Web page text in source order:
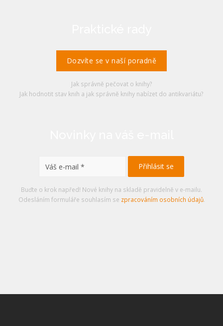
Dozvíte se v naší poradně
Jak správně pečovat o knihy?
Jak hodnotit stav knih a jak správně knihy nabízet do antikvariátu?
Buďte o krok napřed! Nové knihy na skladě pravidelně v e-mailu.
Odesláním formuláře souhlasím se zpracováním osobních údajů.